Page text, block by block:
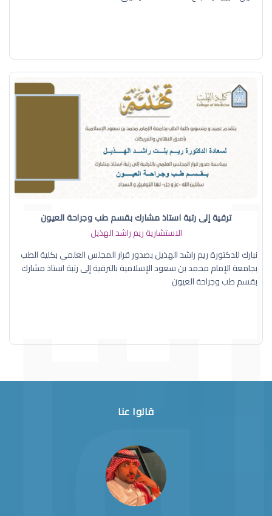
ترقية إلى رتبة استاذ مشارك بقسم طب وجراحة العيون
الاستشارية ريم راشد الهذيل
نبارك للدكتورة ريم راشد الهذيل بصدور قرار المجلس العلمي بكلية الطب
بجامعة الإمام محمد بن سعود الإسلامية بالترقية إلى رتبة استاذ مشارك
بقسم طب وجراحة العيون
قالوا عنا